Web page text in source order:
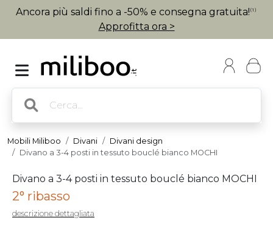
Ancora più saldi fino a -50% e consegna gratuita! (1)
Approfitta ora >
Mobili Miliboo Divani
Divani design
Divano a 3-4 posti in tessuto bouclé bianco MOCHI
Divano a 3-4 posti in tessuto bouclé bianco MOCHI
2° ribasso
descrizione dettagliata